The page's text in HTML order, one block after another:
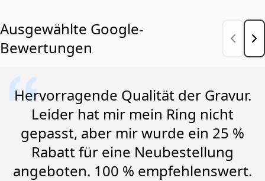
Ausgewählte Google-
Bewertungen
Hervorragende Qualität der Gravur.
Leider hat mir mein Ring nicht
gepasst, aber mir wurde ein 25 %
Rabatt für eine Neubestellung
angeboten. 100 % empfehlenswert.